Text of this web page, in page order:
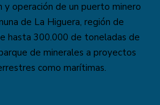
y operación de un puerto minero
de La Higuera, región de
hasta 300.000 de toneladas de
de minerales a proyectos
como marítimas.